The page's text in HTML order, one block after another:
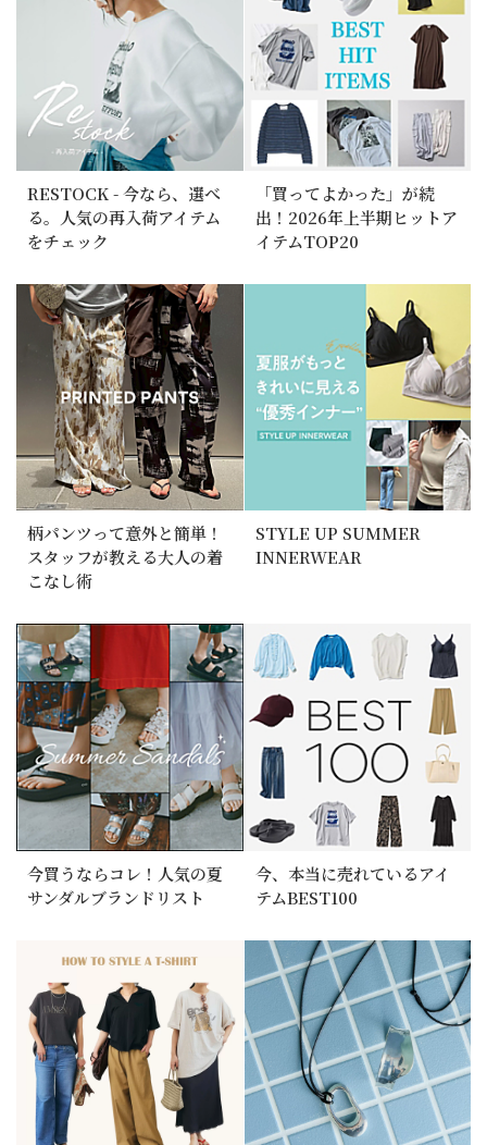
RESTOCK - 今なら、選べ
る。人気の再入荷アイテム
をチェック
「買ってよかった」が続
出！2026年上半期ヒットア
イテムTOP20
柄パンツって意外と簡単！
スタッフが教える大人の着
こなし術
STYLE UP SUMMER
INNERWEAR
今買うならコレ！人気の夏
サンダルブランドリスト
今、本当に売れているアイ
テムBEST100